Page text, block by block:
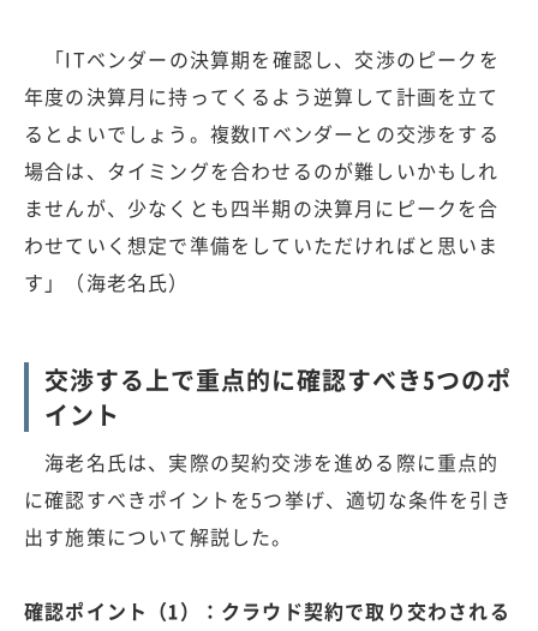
「ITベンダーの決算期を確認し、交渉のピークを
年度の決算月に持ってくるよう逆算して計画を立て
るとよいでしょう。複数ITベンダーとの交渉をする
場合は、タイミングを合わせるのが難しいかもしれ
ませんが、少なくとも四半期の決算月にピークを合
わせていく想定で準備をしていただければと思いま
す」（海老名氏）
交渉する上で重点的に確認すべき5つのポ
イント
海老名氏は、実際の契約交渉を進める際に重点的
に確認すべきポイントを5つ挙げ、適切な条件を引き
出す施策について解説した。
確認ポイント（1）：クラウド契約で取り交わされる